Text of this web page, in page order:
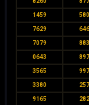
1459
7629
7079
0643
3565
3380
9165